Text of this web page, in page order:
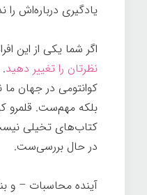
یادگیری درباره‌اش را
اگر شما یکی از این
نظرتان را تغییر دهید
کوانتومی در جهان
بلکه مهم‌ست. قلمرو
کتاب‌های تخیلی
در حال بررسی‌ست.
آینده محاسبات – و